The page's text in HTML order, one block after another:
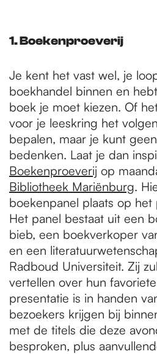
1. Boekenproeverij
Je kent het vast wel, je
boekhandel binnen en
boek je moet kiezen. Of
voor je leeskring het
bepalen, maar je kunt
bedenken. Laat je dan
Boekenproeverij op
Bibliotheek Mariënburg.
boekenpanel plaats op
Het panel bestaat uit een
bieb, een boekverkoper
en een
Radboud Universiteit. Zij
vertellen over hun
presentatie is in handen
bezoekers krijgen bij
met de titels die deze
besproken, plus